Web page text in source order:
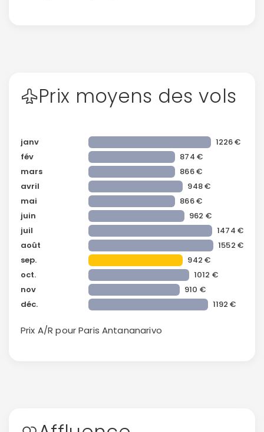
Prix moyens des vols
janv
1226 €
fév
874 €
mars
866 €
avril
948 €
mai
866 €
juin
962 €
juil
1474 €
août
1552 €
sep.
942 €
oct.
1012 €
nov
910 €
déc.
1192 €
Prix A/R pour Paris Antananarivo
Continuer avec Apple
ou connectez-vous par mail